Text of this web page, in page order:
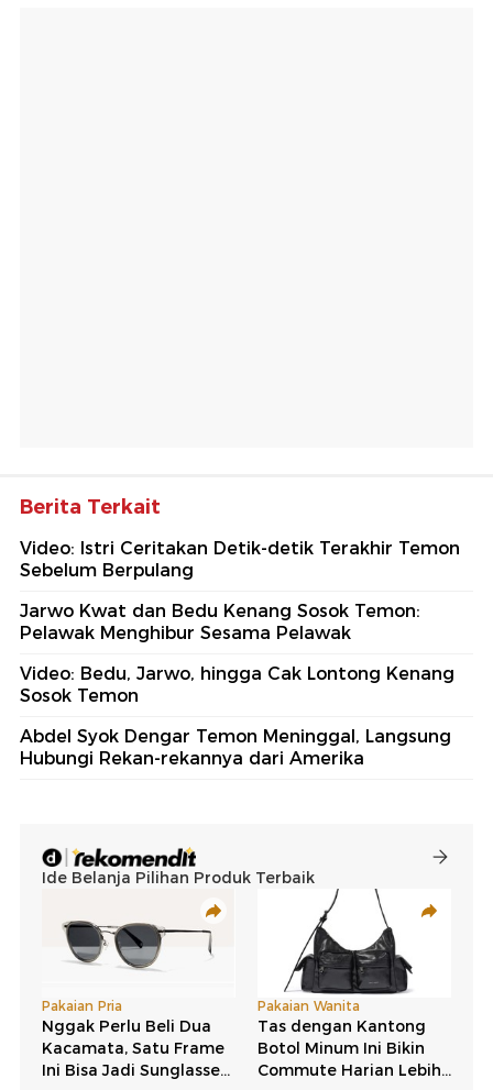
Berita Terkait
Video: Istri Ceritakan Detik-detik Terakhir Temon
Sebelum Berpulang
Jarwo Kwat dan Bedu Kenang Sosok Temon:
Pelawak Menghibur Sesama Pelawak
Video: Bedu, Jarwo, hingga Cak Lontong Kenang
Sosok Temon
Abdel Syok Dengar Temon Meninggal, Langsung
Hubungi Rekan-rekannya dari Amerika